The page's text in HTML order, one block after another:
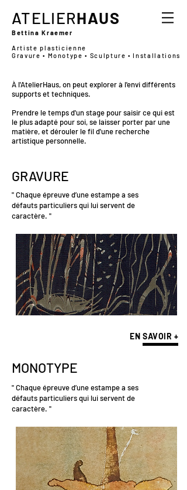
ATELIERHAUS
Bettina Kraemer
Artiste plasticienne
Gravure • Monotype • Sculpture • Installations
À l'AtelierHaus, on peut explorer à l'envi différents
supports et techniques.
Prendre le temps d'un stage pour saisir ce qui est
le plus adapté pour soi, se laisser porter par une
matière, et dérouler le fil d'une recherche
artistique personnelle.
GRAVURE
" Chaque épreuve d’une estampe a ses
défauts particuliers qui lui servent de
caractère. "
EN SAVOIR +
MONOTYPE
" Chaque épreuve d’une estampe a ses
défauts particuliers qui lui servent de
caractère. "